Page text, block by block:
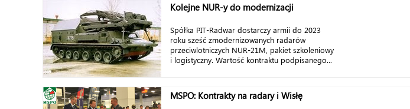
Kolejne NUR-y do modernizacji
Spółka PIT-Radwar dostarczy armii do 2023
roku sześć zmodernizowanych radarów
przeciwlotniczych NUR-21M, pakiet szkoleniowy
i logistyczny. Wartość kontraktu podpisanego...
MSPO: Kontrakty na radary i Wisłę